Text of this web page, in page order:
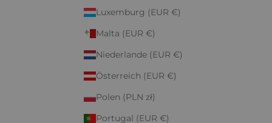
Luxemburg (EUR €)
Malta (EUR €)
Niederlande (EUR €)
Österreich (EUR €)
Polen (PLN zł)
Portugal (EUR €)